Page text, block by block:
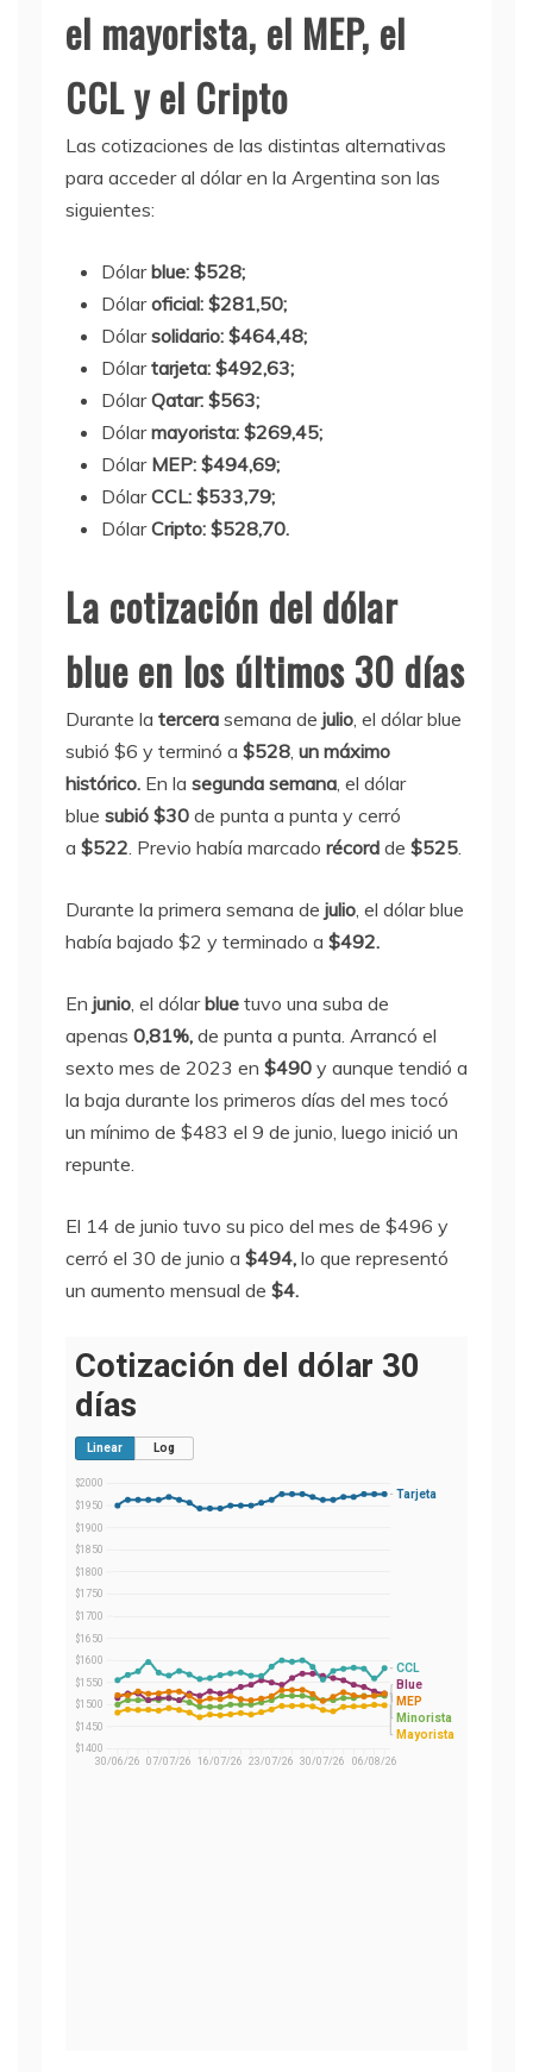
el mayorista, el MEP, el
CCL y el Cripto
Las cotizaciones de las distintas alternativas
para acceder al dólar en la Argentina son las
siguientes:
Dólarblue: $528;
Dólaroficial: $281,50;
Dólarsolidario: $464,48;
Dólartarjeta: $492,63;
DólarQatar: $563;
Dólarmayorista: $269,45;
DólarMEP: $494,69;
DólarCCL: $533,79;
DólarCripto: $528,70.
La cotización del dólar
blue en los últimos 30 días
Durante la tercera semana de julio, el dólar blue
subió $6 y terminó a $528, un máximo
histórico. En la segunda semana, el dólar
blue subió $30 de punta a punta y cerró
a $522. Previo había marcado récord de $525.
Durante la primera semana de julio, el dólar blue
había bajado $2 y terminado a $492.
En junio, el dólarblue tuvo una suba de
apenas 0,81%, de punta a punta. Arrancó el
sexto mes de 2023 en $490 y aunque tendió a
la baja durante los primeros días del mes tocó
un mínimo de $483 el 9 de junio, luego inició un
repunte.
El 14 de junio tuvo su pico del mes de $496 y
cerró el 30 de junio a $494, lo que representó
un aumento mensual de $4.